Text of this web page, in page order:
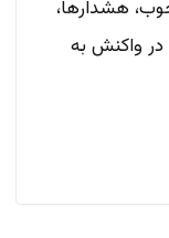
هشدارها،
واکنش به